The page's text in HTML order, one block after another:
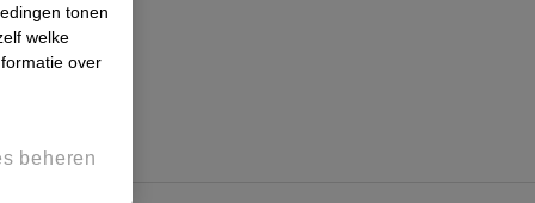
tonen
welke
over
beheren